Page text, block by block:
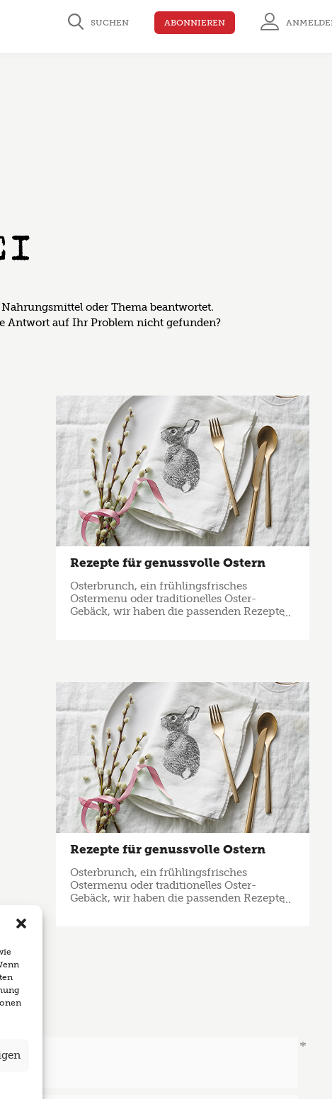
SUCHEN ABONNIEREN
oder Thema beantwortet.
Antwort auf Ihr Problem nicht gefunden?
Rezepte für genussvolle Ostern
Osterbrunch, ein frühlingsfrisches
Ostermenu oder traditionelles Oster-
Gebäck, wir haben die passenden Rezepte
Rezepte für genussvolle Ostern
Osterbrunch, ein frühlingsfrisches
Ostermenu oder traditionelles Oster-
Gebäck, wir haben die passenden Rezepte